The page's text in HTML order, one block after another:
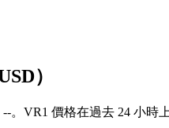
）
。VR1 價格在過去 24 小時